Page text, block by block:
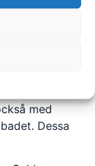
densitet
lock har
kvar bra
med
Dessa